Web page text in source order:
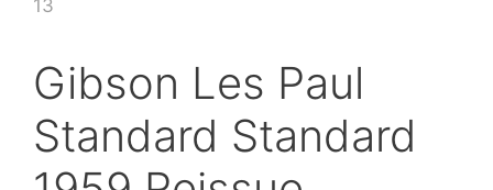
Gibson Les Paul
Standard Standard